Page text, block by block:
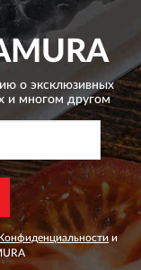
о эксклюзивных
и многом другом
и